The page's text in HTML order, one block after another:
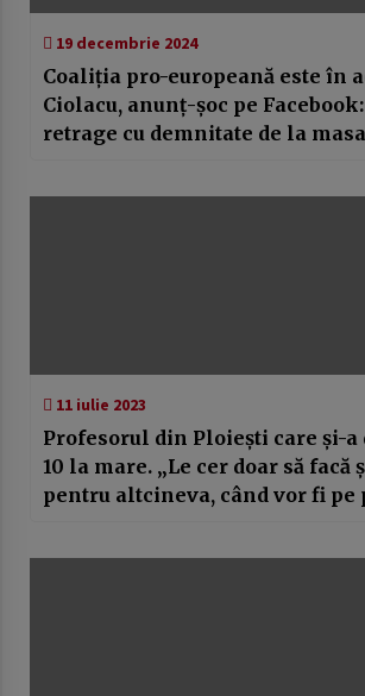
19 decembrie 2024
Coaliţia pro-europeană este în
Ciolacu, anunţ-şoc pe Facebook:
retrage cu demnitate de la
în Parlament un guvern de
11 iulie 2023
Profesorul din Ploiești care și-a
10 la mare. „Le cer doar să facă
pentru altcineva, când vor fi pe